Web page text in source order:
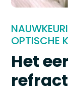
OPTISCHE
Het